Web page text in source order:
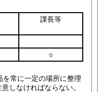
課長等
○
常に一定の場所に整理
しなければならない。